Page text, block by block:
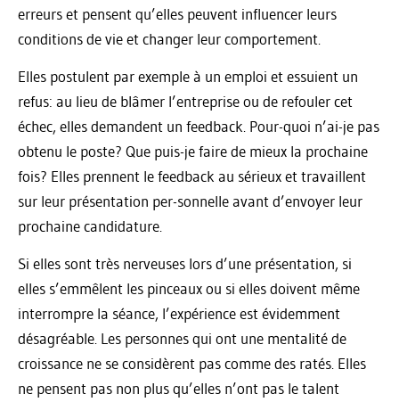
erreurs et pensent qu’elles peuvent influencer leurs
conditions de vie et changer leur comportement.
Elles postulent par exemple à un emploi et essuient un
refus: au lieu de blâmer l’entreprise ou de refouler cet
échec, elles demandent un feedback. Pour-quoi n’ai-je pas
obtenu le poste? Que puis-je faire de mieux la prochaine
fois? Elles prennent le feedback au sérieux et travaillent
sur leur présentation per-sonnelle avant d’envoyer leur
prochaine candidature.
Si elles sont très nerveuses lors d’une présentation, si
elles s’emmêlent les pinceaux ou si elles doivent même
interrompre la séance, l’expérience est évidemment
désagréable. Les personnes qui ont une mentalité de
croissance ne se considèrent pas comme des ratés. Elles
ne pensent pas non plus qu’elles n’ont pas le talent